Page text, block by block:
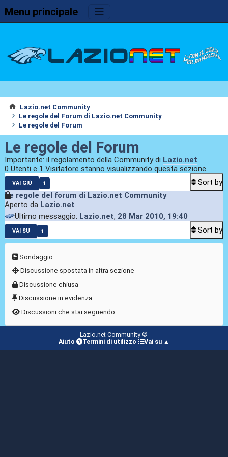
Menu principale
Lazio.net Community
Le regole del Forum di Lazio.net Community
Le regole del Forum
Le regole del Forum
Importante: il regolamento della Community di Lazio.net
0 Utenti e 1 Visitatore stanno visualizzando questa sezione.
VAI GIÙ 1
Sort by
Le regole del forum di Lazio.net Community
Aperto da Lazio.net
Ultimo messaggio: Lazio.net, 28 Mar 2010, 19:40
VAI SU 1 Sort by
Sondaggio
Discussione spostata in altra sezione
Discussione chiusa
Discussione in evidenza
Discussioni che stai seguendo
Lazio.net Community ©
Aiuto
Termini di utilizzo Vai su ▲